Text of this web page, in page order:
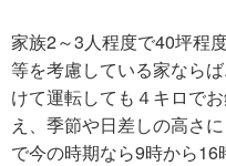
家族2～3人程度で40坪程
等を考慮している家なら
けて運転しても４キロで
え、季節や日差しの高さ
で今の時期なら9時から16